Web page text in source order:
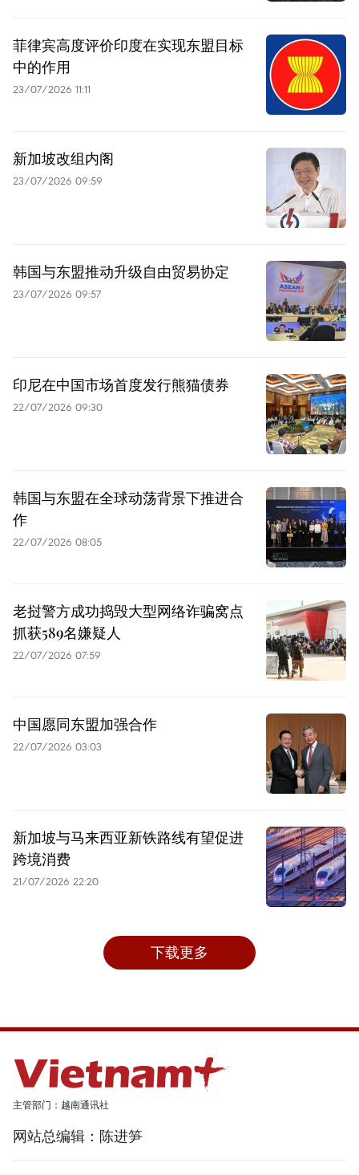
菲律宾高度评价印度在实现东盟目标
中的作用
23/07/2026 11:11
新加坡改组内阁
23/07/2026 09:59
韩国与东盟推动升级自由贸易协定
23/07/2026 09:57
印尼在中国市场首度发行熊猫债券
22/07/2026 09:30
韩国与东盟在全球动荡背景下推进合
作
22/07/2026 08:05
老挝警方成功捣毁大型网络诈骗窝点
抓获589名嫌疑人
22/07/2026 07:59
中国愿同东盟加强合作
22/07/2026 03:03
新加坡与马来西亚新铁路线有望促进
跨境消费
21/07/2026 22:20
下载更多
主管部门：越南通讯社
网站总编辑：陈进笋